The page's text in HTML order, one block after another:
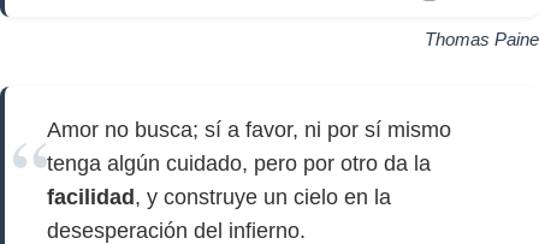
Thomas Paine
Amor no busca; sí a favor, ni por sí mismo
tenga algún cuidado, pero por otro da la
facilidad , y construye un cielo en la
desesperación del infierno.